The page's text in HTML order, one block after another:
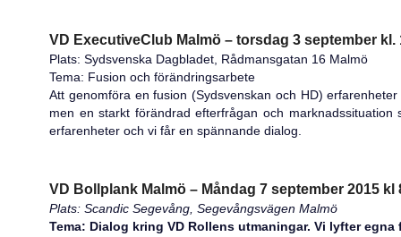
VD ExecutiveClub Malmö – torsdag 3 september kl.
Plats: Sydsvenska Dagbladet, Rådmansgatan 16 Malmö
Tema: Fusion och förändringsarbete
Att genomföra en fusion (Sydsvenskan och HD)
men en starkt förändrad efterfrågan och
erfarenheter och vi får en spännande dialog.
VD Bollplank Malmö – Måndag 7 september 2015 kl
Plats: Scandic Segevång, Segevångsvägen Malmö
Tema: Dialog kring VD Rollens utmaningar. Vi lyfter